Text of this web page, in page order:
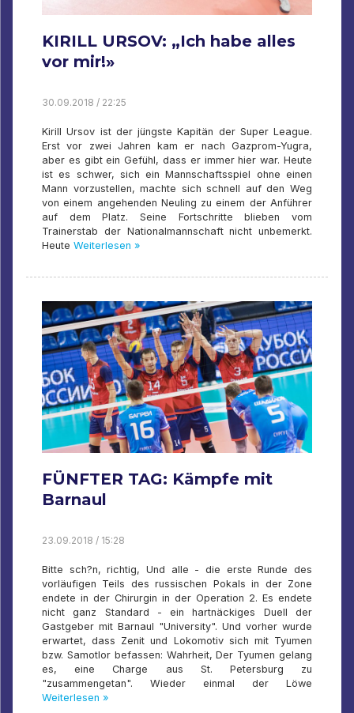
KIRILL URSOV: „Ich habe alles
vor mir!»
30.09.2018 / 22:25
Kirill Ursov ist der jüngste Kapitän der Super League.
Erst vor zwei Jahren kam er nach Gazprom-Yugra,
aber es gibt ein Gefühl, dass er immer hier war. Heute
ist es schwer, sich ein Mannschaftsspiel ohne einen
Mann vorzustellen, machte sich schnell auf den Weg
von einem angehenden Neuling zu einem der Anführer
auf dem Platz. Seine Fortschritte blieben vom
Trainerstab der Nationalmannschaft nicht unbemerkt.
Heute Weiterlesen »
FÜNFTER TAG: Kämpfe mit
Barnaul
23.09.2018 / 15:28
Bitte sch?n, richtig, Und alle - die erste Runde des
vorläufigen Teils des russischen Pokals in der Zone
endete in der Chirurgin in der Operation 2. Es endete
nicht ganz Standard - ein hartnäckiges Duell der
Gastgeber mit Barnaul "University". Und vorher wurde
erwartet, dass Zenit und Lokomotiv sich mit Tyumen
bzw. Samotlor befassen: Wahrheit, Der Tyumen gelang
es, eine Charge aus St. Petersburg zu
"zusammengetan". Wieder einmal der Löwe
Weiterlesen »